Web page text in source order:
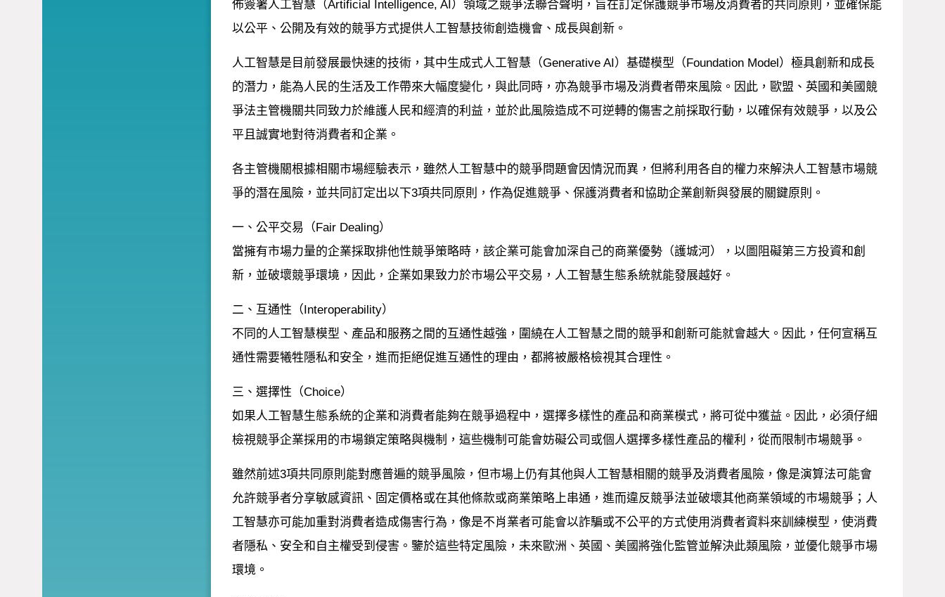
佈簽署人工智慧（Artificial Intelligence, AI）領域之競爭法聯合聲明，旨在訂定保護競爭市場及消費者的共同原則，並確保能
以公平、公開及有效的競爭方式提供人工智慧技術創造機會、成長與創新。
人工智慧是目前發展最快速的技術，其中生成式人工智慧（Generative AI）基礎模型（Foundation Model）極具創新和成長
的潛力，能為人民的生活及工作帶來大幅度變化，與此同時，亦為競爭市場及消費者帶來風險。因此，歐盟、英國和美國競
爭法主管機關共同致力於維護人民和經濟的利益，並於此風險造成不可逆轉的傷害之前採取行動，以確保有效競爭，以及公
平且誠實地對待消費者和企業。
各主管機關根據相關市場經驗表示，雖然人工智慧中的競爭問題會因情況而異，但將利用各自的權力來解決人工智慧市場競
爭的潛在風險，並共同訂定出以下3項共同原則，作為促進競爭、保護消費者和協助企業創新與發展的關鍵原則。
一、公平交易（Fair Dealing）
當擁有市場力量的企業採取排他性競爭策略時，該企業可能會加深自己的商業優勢（護城河），以圖阻礙第三方投資和創
新，並破壞競爭環境，因此，企業如果致力於市場公平交易，人工智慧生態系統就能發展越好。
二、互通性（Interoperability）
不同的人工智慧模型、產品和服務之間的互通性越強，圍繞在人工智慧之間的競爭和創新可能就會越大。因此，任何宣稱互
通性需要犧牲隱私和安全，進而拒絕促進互通性的理由，都將被嚴格檢視其合理性。
三、選擇性（Choice）
如果人工智慧生態系統的企業和消費者能夠在競爭過程中，選擇多樣性的產品和商業模式，將可從中獲益。因此，必須仔細
檢視競爭企業採用的市場鎖定策略與機制，這些機制可能會妨礙公司或個人選擇多樣性產品的權利，從而限制市場競爭。
雖然前述3項共同原則能對應普遍的競爭風險，但市場上仍有其他與人工智慧相關的競爭及消費者風險，像是演算法可能會
允許競爭者分享敏感資訊、固定價格或在其他條款或商業策略上串通，進而違反競爭法並破壞其他商業領域的市場競爭；人
工智慧亦可能加重對消費者造成傷害行為，像是不肖業者可能會以詐騙或不公平的方式使用消費者資料來訓練模型，使消費
者隱私、安全和自主權受到侵害。鑒於這些特定風險，未來歐洲、英國、美國將強化監管並解決此類風險，並優化競爭市場
環境。